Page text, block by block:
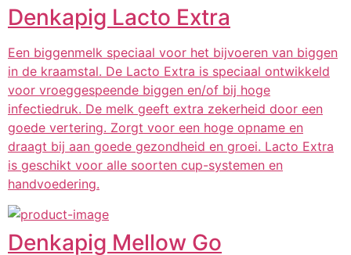
Denkapig Lacto Extra
Een biggenmelk speciaal voor het bijvoeren van biggen
in de kraamstal. De Lacto Extra is speciaal ontwikkeld
voor vroeggespeende biggen en/of bij hoge
infectiedruk. De melk geeft extra zekerheid door een
goede vertering. Zorgt voor een hoge opname en
draagt bij aan goede gezondheid en groei. Lacto Extra
is geschikt voor alle soorten cup-systemen en
handvoedering.
Denkapig Mellow Go